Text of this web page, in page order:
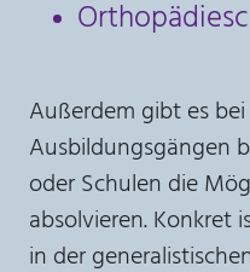
Außerdem gibt es
Ausbildungsgängen
oder Schulen die
absolvieren. Konkret
in der